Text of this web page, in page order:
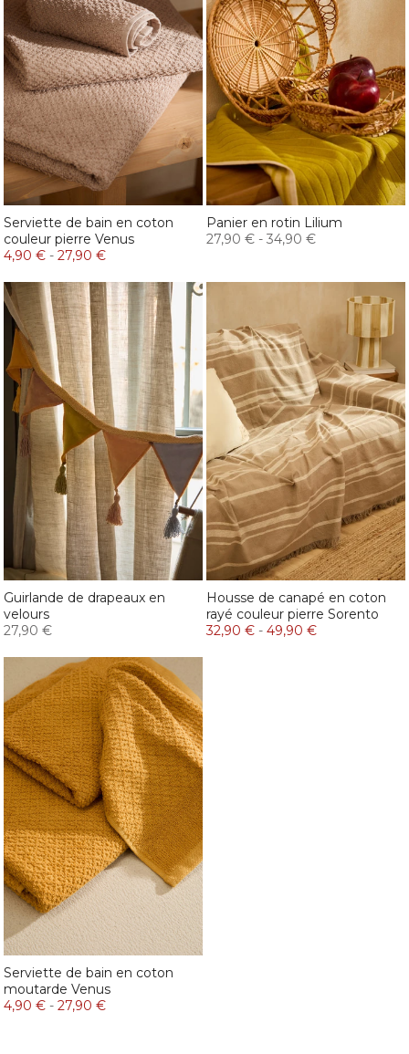
Serviette de bain en coton
couleur pierre Venus
4,90 € - 27,90 €
Panier en rotin Lilium
27,90 € - 34,90 €
Guirlande de drapeaux en
velours
27,90 €
Housse de canapé en coton
rayé couleur pierre Sorento
32,90 € - 49,90 €
Serviette de bain en coton
moutarde Venus
4,90 € - 27,90 €